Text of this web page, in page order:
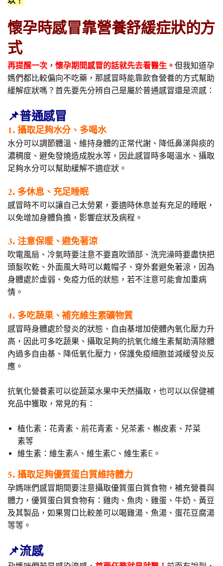
懷孕時感冒靠營養舒緩症狀的方
式
再提醒一次，懷孕期間感冒的話就先去看醫生。 但我知道孕
媽們都比較偏向不吃藥，那感冒時能靠飲食營養的方式幫助
緩解症狀嗎？首先要先分辨自己是屬於普通感冒還是流感：
📌普通感冒
1. 攝取足夠水分、多喝水
水分可以調節體溫、維持身體的正常代謝、降低鼻涕與痰的
濃稠度、避免發燒造成脫水等，因此感冒時多喝溫水、攝取
足夠水分可以幫助緩解不適症狀。
2. 多休息、充足睡眠
感冒時不可以讓自己太勞累，要適時休息並有充足的睡眠，
以免增加身體負擔，影響症狀及病程。
3. 注意保暖、避免著涼
吹電風扇、冷氣時要注意不要直吹頭部、洗完澡時要盡快把
頭髮吹乾、外面風大時可以戴帽子、穿外套避免著涼，因為
身體處於虛弱、免疫力低的狀態，若不注意可能會加重病
情。
4. 多吃蔬果、補充維生素礦物質
感冒時身體處於發炎的狀態、自由基增加使體內氧化壓力升
高，因此可多吃蔬果、攝取足夠的抗氧化維生素幫助清除體
內過多自由基、降低氧化壓力，保護免疫細胞並減緩發炎反
應。
抗氧化營養素可以從蔬菜水果中天然攝取，也可以以保健補
充品中獲取，常見的有：
植化素：花青素、前花青素、兒茶素、槲皮素、芹菜
素等
維生素：維生素A、維生素C、維生素E。
5. 攝取足夠優質蛋白質維持體力
孕媽咪們感冒期間要注意攝取優質蛋白質食物，補充營養與
體力，優質蛋白質食物有：雞肉、魚肉、雞蛋、牛奶、黃豆
及其製品，如果胃口比較差可以喝雞湯、魚湯、蛋花豆腐湯
等等。
📌流感